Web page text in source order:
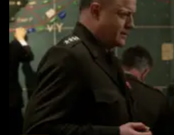
la
Ciudad
México